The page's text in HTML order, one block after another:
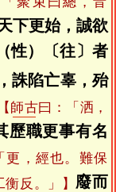
下更始，誠欲
性）〔往〕者
誅陷亡辜，殆
【 師古曰：「洒，
歷職更事有名
更，經也。難保
反。」】 廢而